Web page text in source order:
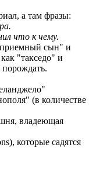
а там фразы:
что к чему.
сын" и
"такседо" и
(в количестве
владеющая
которые садятся